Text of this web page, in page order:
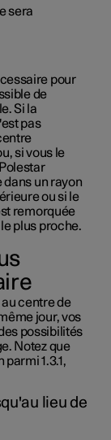
sera
pour
de
Si la
pas
si vous le
dans un rayon
ou si le
remorquée
plus proche.
centre de
jour, vos
possibilités
Notez que
parmi1.3.1 ,
lieu de